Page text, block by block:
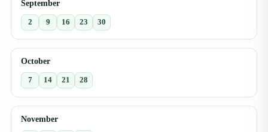
September
2 9 16 23 30
October
7 14 21 28
November